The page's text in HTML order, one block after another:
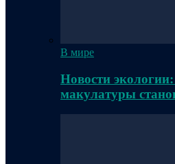
В мире
Новости
макулатуры